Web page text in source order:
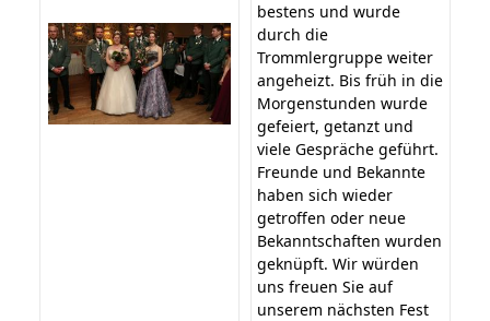
bestens und wurde
durch die
Trommlergruppe weiter
angeheizt. Bis früh in die
Morgenstunden wurde
gefeiert, getanzt und
viele Gespräche geführt.
Freunde und Bekannte
haben sich wieder
getroffen oder neue
Bekanntschaften wurden
geknüpft. Wir würden
uns freuen Sie auf
unserem nächsten Fest